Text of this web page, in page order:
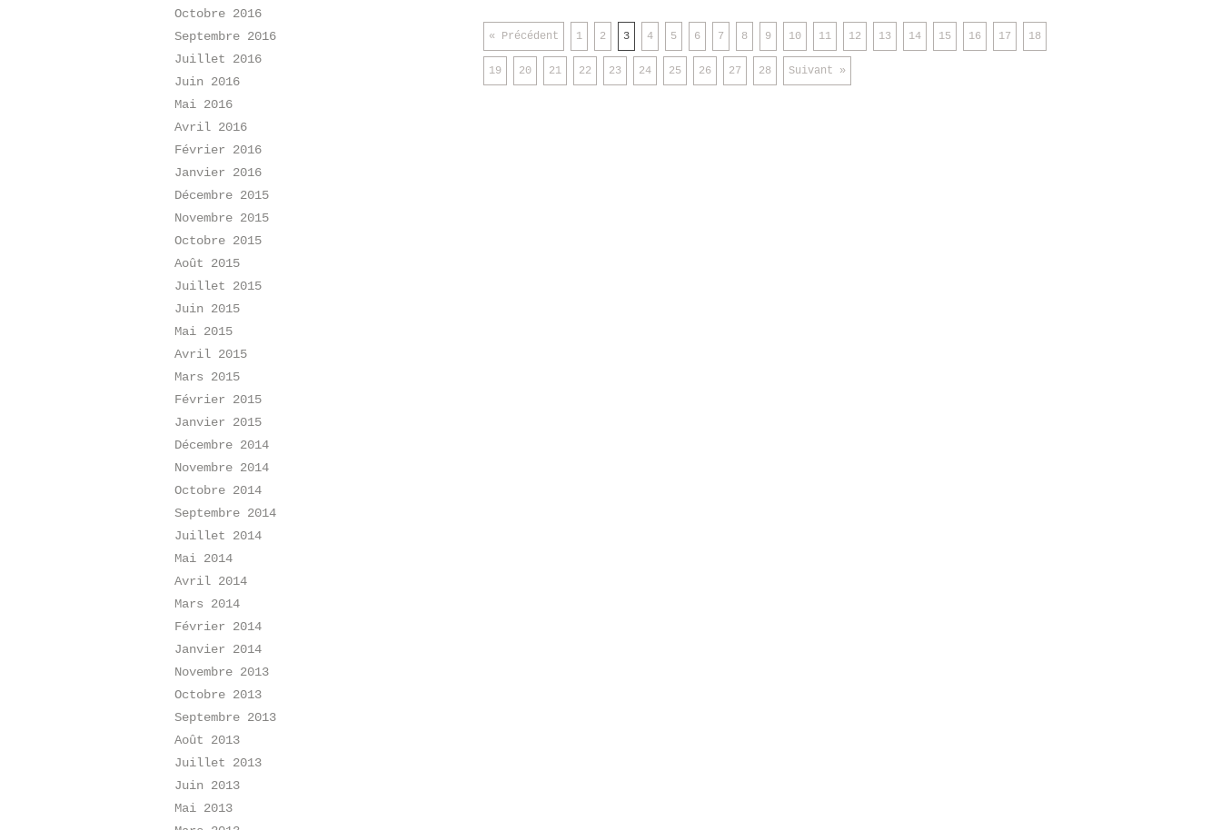
« Précédent 1 2 3 4 5 6 7 8 9 10 11 12 13 14 15 16 17 18
19 20 21 22 23 24 25 26 27 28 Suivant »
Octobre 2016
Septembre 2016
Juillet 2016
Juin 2016
Mai 2016
Avril 2016
Février 2016
Janvier 2016
Décembre 2015
Novembre 2015
Octobre 2015
Août 2015
Juillet 2015
Juin 2015
Mai 2015
Avril 2015
Mars 2015
Février 2015
Janvier 2015
Décembre 2014
Novembre 2014
Octobre 2014
Septembre 2014
Juillet 2014
Mai 2014
Avril 2014
Mars 2014
Février 2014
Janvier 2014
Novembre 2013
Octobre 2013
Septembre 2013
Août 2013
Juillet 2013
Juin 2013
Mai 2013